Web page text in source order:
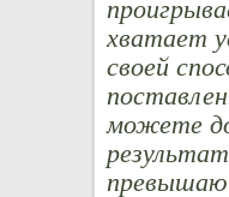
хватает
своей
можете